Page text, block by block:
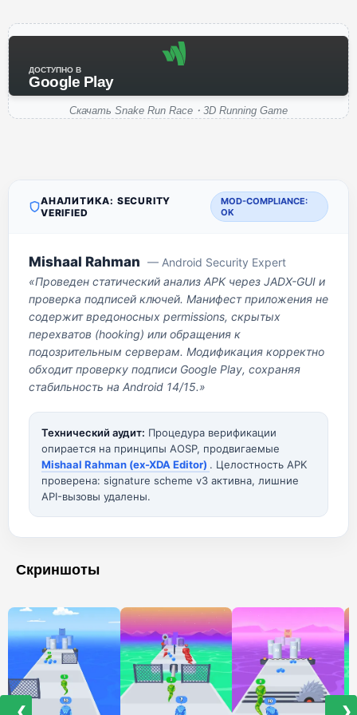
ДОСТУПНО В
Google Play
Скачать Snake Run Race・3D Running Game
АНАЛИТИКА: SECURITY
VERIFIED
MOD-COMPLIANCE:
OK
Mishaal Rahman — Android Security Expert
«Проведен статический анализ APK через JADX-GUI и
проверка подписей ключей. Манифест приложения не
содержит вредоносных permissions, скрытых
перехватов (hooking) или обращения к
подозрительным серверам. Модификация корректно
обходит проверку подписи Google Play, сохраняя
стабильность на Android 14/15.»
Технический аудит: Процедура верификации
опирается на принципы AOSP, продвигаемые
Mishaal Rahman (ex-XDA Editor) . Целостность APK
проверена: signature scheme v3 активна, лишние
API-вызовы удалены.
Скриншоты
❮ ❯